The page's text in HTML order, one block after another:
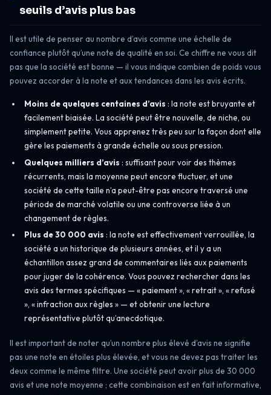
seuils d’avis plus bas
Il est utile de penser au nombre d’avis comme une échelle de
confiance plutôt qu’une note de qualité en soi. Ce chiffre ne vous dit
pas que la société est bonne — il vous indique combien de poids vous
pouvez accorder à la note et aux tendances dans les avis écrits.
Moins de quelques centaines d’avis : la note est bruyante et
facilement biaisée. La société peut être nouvelle, de niche, ou
simplement petite. Vous apprenez très peu sur la façon dont elle
gère les paiements à grande échelle ou sous pression.
Quelques milliers d’avis : suffisant pour voir des thèmes
récurrents, mais la moyenne peut encore fluctuer, et une
société de cette taille n’a peut-être pas encore traversé une
période de marché volatile ou une controverse liée à un
changement de règles.
Plus de 30 000 avis : la note est effectivement verrouillée, la
société a un historique de plusieurs années, et il y a un
échantillon assez grand de commentaires liés aux paiements
pour juger de la cohérence. Vous pouvez rechercher dans les
avis des termes spécifiques — « paiement », « retrait », « refusé
», « infraction aux règles » — et obtenir une lecture
représentative plutôt qu’anecdotique.
Il est important de noter qu’un nombre plus élevé d’avis ne signifie
pas une note en étoiles plus élevée, et vous ne devez pas traiter les
deux comme le même filtre. Une société peut avoir plus de 30 000
avis et une note moyenne ; cette combinaison est en fait informative,